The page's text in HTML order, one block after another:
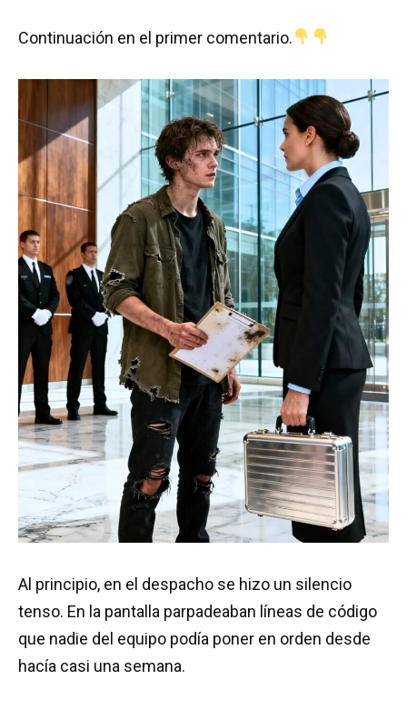
Continuación en el primer comentario.
Al principio, en el despacho se hizo un silencio
tenso. En la pantalla parpadeaban líneas de código
que nadie del equipo podía poner en orden desde
hacía casi una semana.